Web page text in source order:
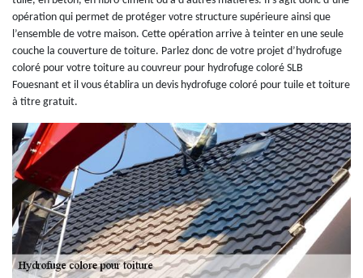
opération qui permet de protéger votre structure supérieure ainsi que
l’ensemble de votre maison. Cette opération arrive à teinter en une seule
couche la couverture de toiture. Parlez donc de votre projet d’hydrofuge
coloré pour votre toiture au couvreur pour hydrofuge coloré SLB
Fouesnant et il vous établira un devis hydrofuge coloré pour tuile et toiture
à titre gratuit.